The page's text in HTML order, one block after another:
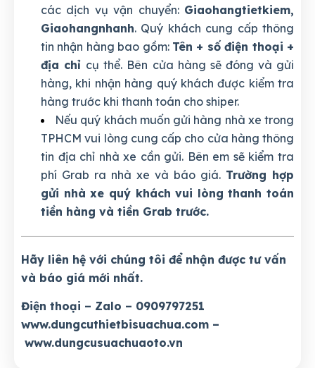
các dịch vụ vận chuyển: Giaohangtietkiem,
Giaohangnhanh. Quý khách cung cấp thông
tin nhận hàng bao gồm: Tên + số điện thoại +
địa chỉ cụ thể. Bên cửa hàng sẽ đóng và gửi
hàng, khi nhận hàng quý khách được kiểm tra
hàng trước khi thanh toán cho shiper.
Nếu quý khách muốn gửi hàng nhà xe trong
TPHCM vui lòng cung cấp cho cửa hàng thông
tin địa chỉ nhà xe cần gửi. Bên em sẽ kiểm tra
phí Grab ra nhà xe và báo giá. Trường hợp
gửi nhà xe quý khách vui lòng thanh toán
tiền hàng và tiền Grab trước.
Hãy liên hệ với chúng tôi để nhận được tư vấn
và báo giá mới nhất.
Điện thoại – Zalo – 0909797251
www.dungcuthietbisuachua.com –
www.dungcusuachuaoto.vn